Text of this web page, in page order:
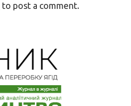
to post a comment.